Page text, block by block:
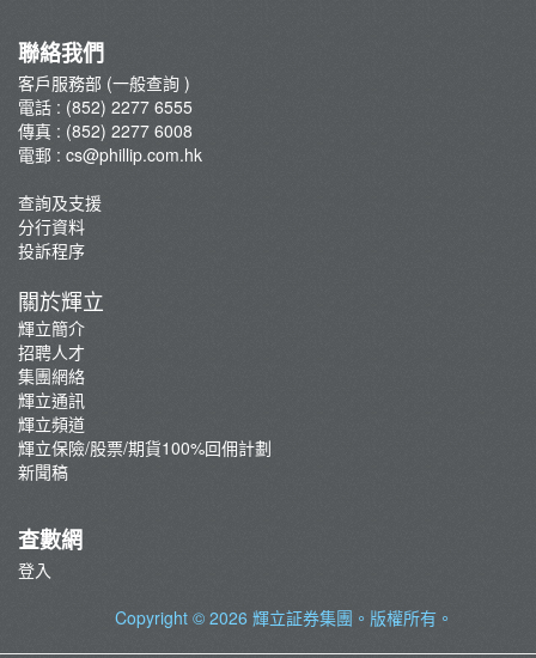
輝立保險/股票/期貨100%回佣計劃
新聞稿
聯絡我們
客戶服務部 (一般查詢 )
電話 : (852) 2277 6555
傳真 : (852) 2277 6008
電郵 : cs@phillip.com.hk
查詢及支援
分行資料
投訴程序
關於輝立
輝立簡介
招聘人才
集團網絡
輝立通訊
輝立頻道
輝立保險/股票/期貨100%回佣計劃
新聞稿
查數網
登入
Copyright © 2026 輝立証券集團 。版權所有。